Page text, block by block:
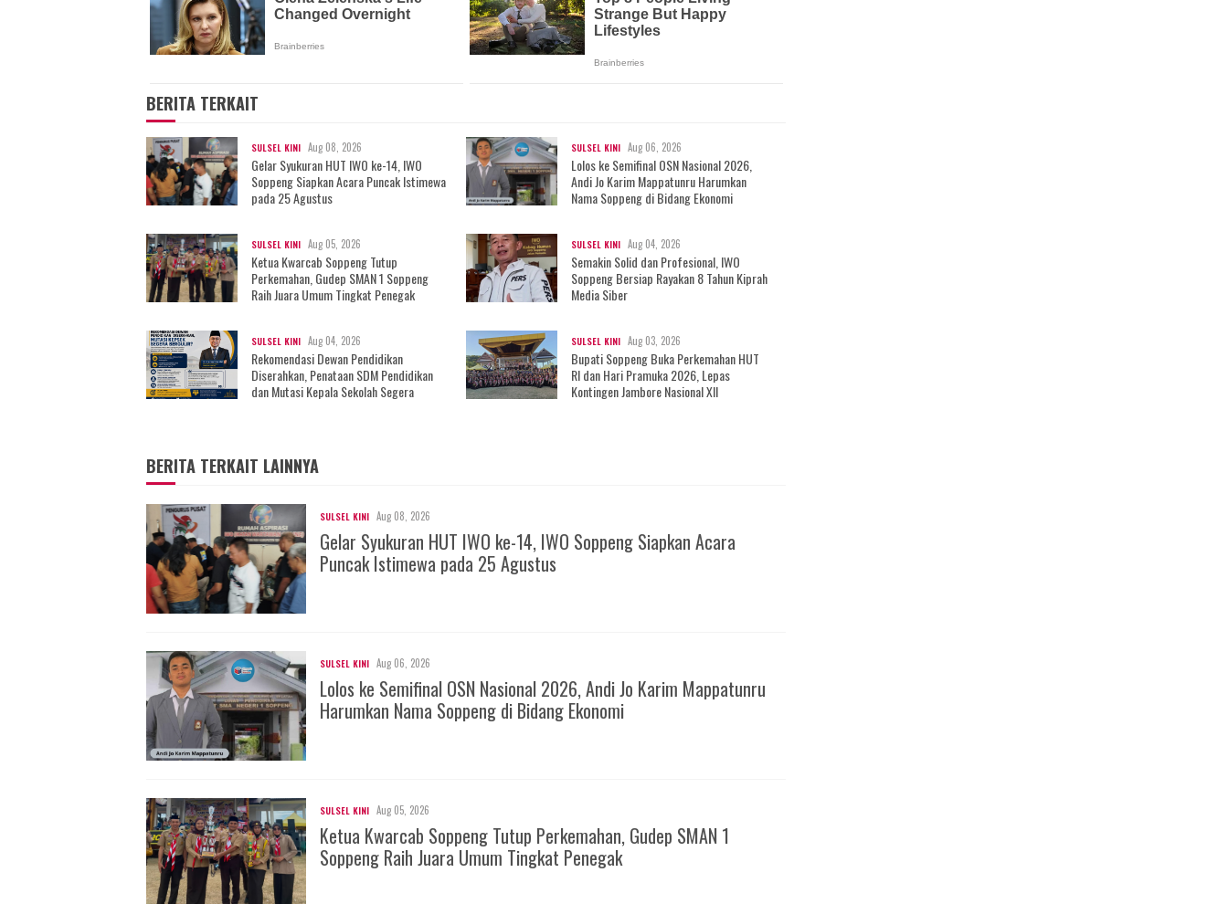
BERITA TERKAIT
SULSEL KINI Aug 08, 2026
Gelar Syukuran HUT IWO ke-14, IWO
Soppeng Siapkan Acara Puncak Istimewa
pada 25 Agustus
SULSEL KINI Aug 06, 2026
Lolos ke Semifinal OSN Nasional 2026,
Andi Jo Karim Mappatunru Harumkan
Nama Soppeng di Bidang Ekonomi
SULSEL KINI Aug 05, 2026
Ketua Kwarcab Soppeng Tutup
Perkemahan, Gudep SMAN 1 Soppeng
Raih Juara Umum Tingkat Penegak
SULSEL KINI Aug 04, 2026
Semakin Solid dan Profesional, IWO
Soppeng Bersiap Rayakan 8 Tahun Kiprah
Media Siber
SULSEL KINI Aug 04, 2026
Rekomendasi Dewan Pendidikan
Diserahkan, Penataan SDM Pendidikan
dan Mutasi Kepala Sekolah Segera
SULSEL KINI Aug 03, 2026
Bupati Soppeng Buka Perkemahan HUT
RI dan Hari Pramuka 2026, Lepas
Kontingen Jambore Nasional XII
BERITA TERKAIT LAINNYA
SULSEL KINI Aug 08, 2026
Gelar Syukuran HUT IWO ke-14, IWO Soppeng Siapkan Acara
Puncak Istimewa pada 25 Agustus
SULSEL KINI Aug 06, 2026
Lolos ke Semifinal OSN Nasional 2026, Andi Jo Karim Mappatunru
Harumkan Nama Soppeng di Bidang Ekonomi
SULSEL KINI Aug 05, 2026
Ketua Kwarcab Soppeng Tutup Perkemahan, Gudep SMAN 1
Soppeng Raih Juara Umum Tingkat Penegak